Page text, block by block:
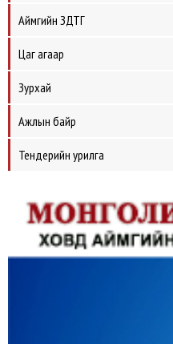
Аймгийн ЗДТГ
Цаг агаар
Зурхай
Ажлын байр
Тендерийн урилга